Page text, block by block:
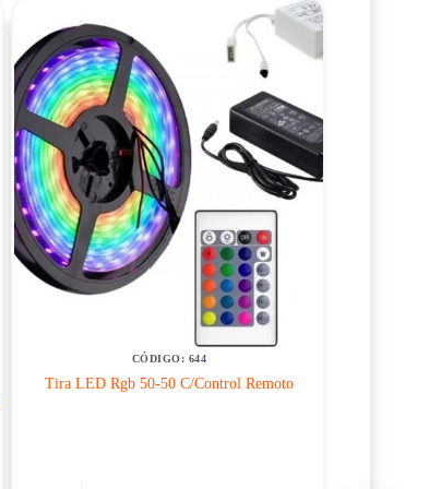
CÓDIGO: 644
Tira LED Rgb 50-50 C/Control Remoto